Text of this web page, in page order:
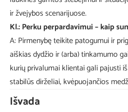
ir žvejybos scenarijuose.
Kl.: Perku perpardavimui – kaip
A: Pirmenybę teikite patogumui ir
aiškias dydžio ir (arba) tinkamumo
kurių privalumai klientai gali pajusti
stabilūs dirželiai, kvėpuojančios
Išvada